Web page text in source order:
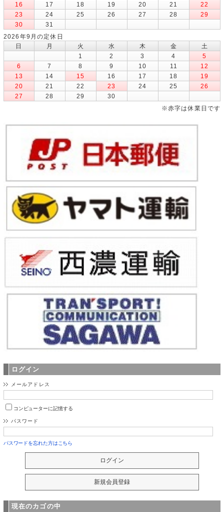
16
17 18 19 20 21
22
23
24 25 26 27 28
29
30
31
2026年9月の定休日
日
月 火 水 木 金
土
1
2 3 4
5
6
7 8 9 10 11
12
13
14 15 16 17 18
19
20
21 22 23 24 25
26
27
28 29
30
※赤字は休業日です
ログイン
メールアドレス
コンピューターに記憶する
パスワード
パスワードを忘れた方はこちら
現在のカゴの中